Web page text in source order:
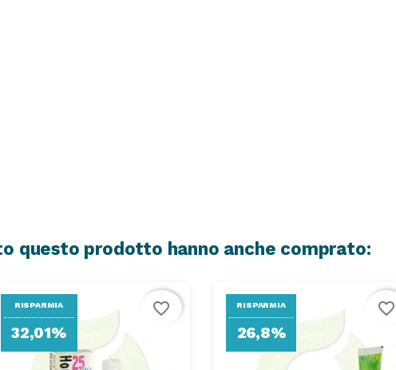
questo prodotto hanno anche comprato:
RISPARMIA
32,01%
favorite_border RISPARMIA
26,8%
favorite_border